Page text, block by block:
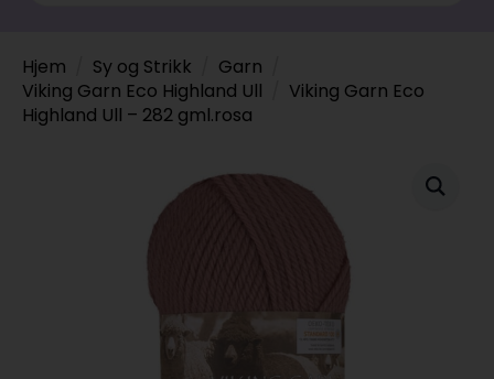
Hjem Sy og Strikk
Garn
Viking Garn Eco Highland Ull
Viking Garn Eco
Highland Ull – 282 gml.rosa